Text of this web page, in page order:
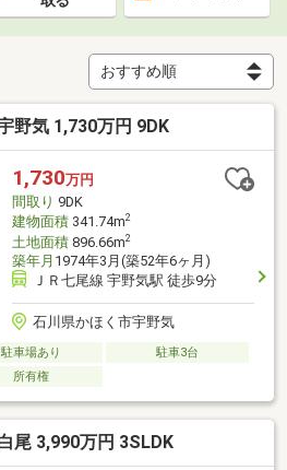
野気 1,730万円 9DK
1,730万円
間取り 9DK
建物面積341.74m2
土地面積896.66m2
築年月 1974年3月(築52年6ヶ月)
ＪＲ七尾線 宇野気駅 徒歩9分
石川県かほく市宇野気
駐車場あり
駐車3台
所有権
尾 3,990万円 3SLDK